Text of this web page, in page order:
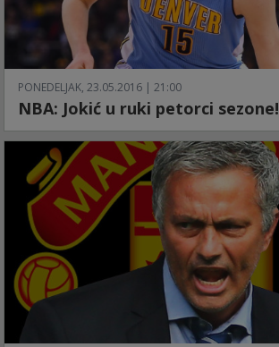
PONEDELJAK, 23.05.2016 | 21:00
NBA: Jokić u ruki petorci sezone!